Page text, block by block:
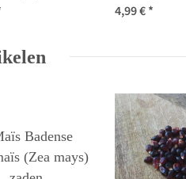
(Solanum
4,99 €*